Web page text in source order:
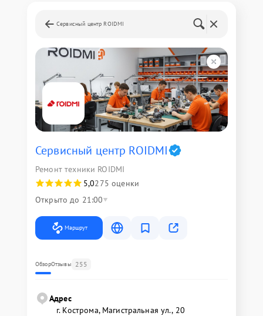
Сервисный центр ROIDMI
Сервисный центр ROIDMI
Ремонт техники ROIDMI
5,0275 оценки
Открыто до 21:00
Маршрут
ОбзорОтзывы 255
Адрес
г. Кострома, Магистральная ул., 20